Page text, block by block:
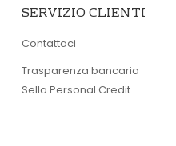
SERVIZIO CLIENTI
Contattaci
Trasparenza bancaria
Sella Personal Credit